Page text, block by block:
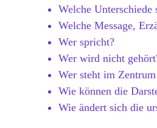
Welche
Welche Message,
Wer spricht?
Wer wird nicht
Wer steht im
Wie können die
Wie ändert sich die